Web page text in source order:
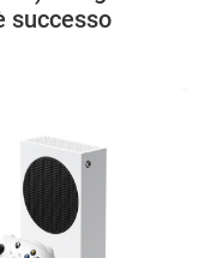
successo